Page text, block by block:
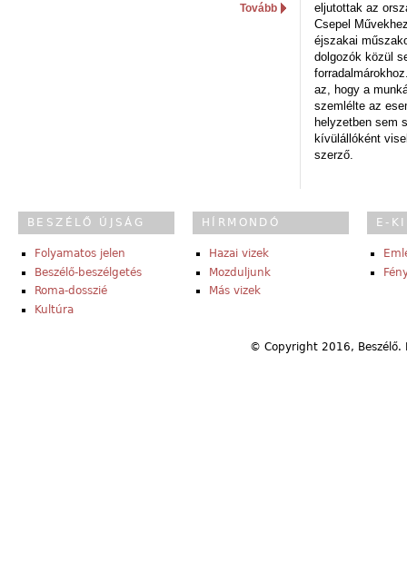
Tovább
eljutottak az
Csepel
éjszakai
dolgozók közül
az, hogy a
szemlélte az
helyzetben sem
kívülállóként
szerző.
BESZÉLŐ ÚJSÁG
Folyamatos jelen
Beszélő-beszélgetés
Roma-dosszié
Kultúra
HÍRMONDÓ
Hazai vizek
Mozduljunk
Más vizek
E-
© Copyright 2016,